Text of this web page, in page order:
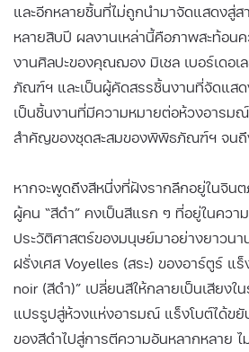
และอีกหลายชิ้นที่ไม่ถูกนำมาจัดแสดงสู่ส
หลายสิบปี ผลงานเหล่านี้คือภาพสะท้อน
งานศิลปะของคุณฌอง มิเชล เบอร์เดอ
ภัณฑ์ฯ และเป็นผู้คัดสรรชิ้นงานที่จัดแส
เป็นชิ้นงานที่มีความหมายต่อห้วงอารม
สำคัญของชุดสะสมของพิพิธภัณฑ์ฯ จน
หากจะพูดถึงสีหนึ่งที่ฝังรากลึกอยู่ในจิ
ผู้คน “สีดำ” คงเป็นสีแรก ๆ ที่อยู่ในคว
ประวัติศาสตร์ของมนุษย์มาอย่างยาวน
ฝรั่งเศส Voyelles (สระ) ของอาร์ตูร์ แร็
noir (สีดำ)” เปลี่ยนสีให้กลายเป็นเสียงใ
แปรรูปสู่ห้วงแห่งอารมณ์ แร็งโบต์ได้ขยั
ของสีดำไปสู่การตีความอันหลากหลาย ไ